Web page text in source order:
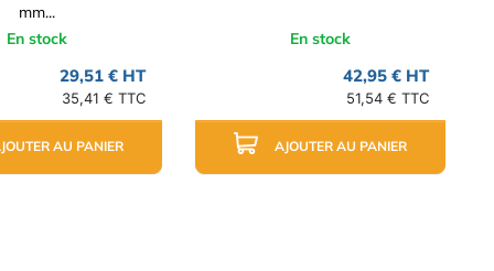
mm...
En stock
29,51 € HT
35,41 € TTC
AU PANIER
En stock
42,95 € HT
51,54 € TTC
AJOUTER AU PANIER